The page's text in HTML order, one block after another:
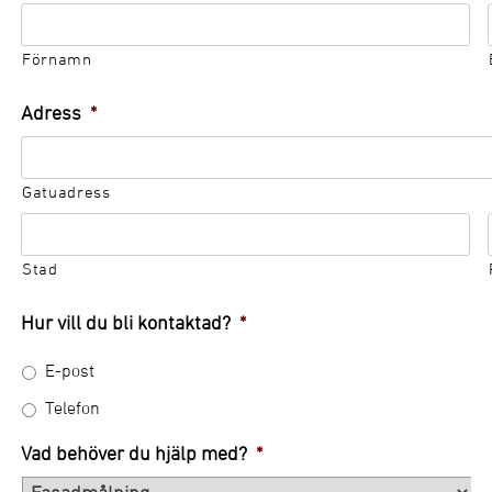
Mina
För
Skicka in
Förnamn
Adress *
Gatuadress
Stad
Hur vill du bli kontaktad? *
E-post
Telefon
Vad behöver du hjälp med? *